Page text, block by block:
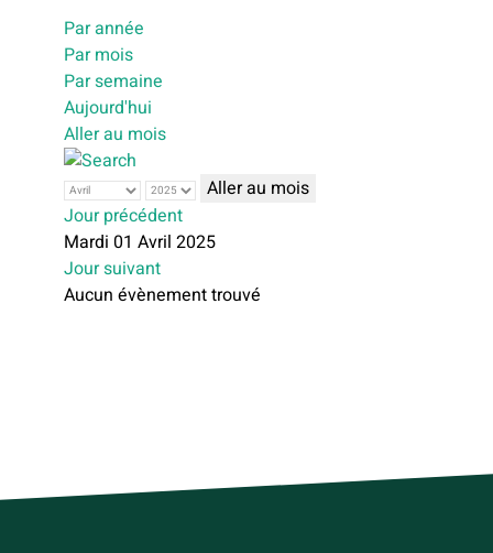
Par année
Par mois
Par semaine
Aujourd'hui
Aller au mois
Aller au mois
Jour précédent
Mardi 01 Avril 2025
Jour suivant
Aucun évènement trouvé